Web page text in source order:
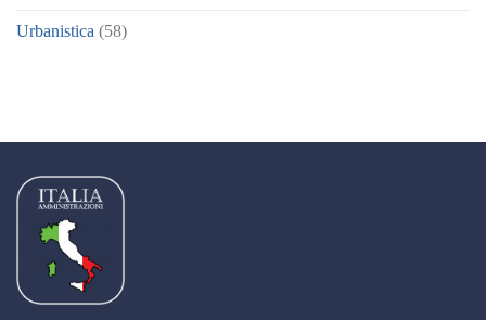
Urbanistica (58)